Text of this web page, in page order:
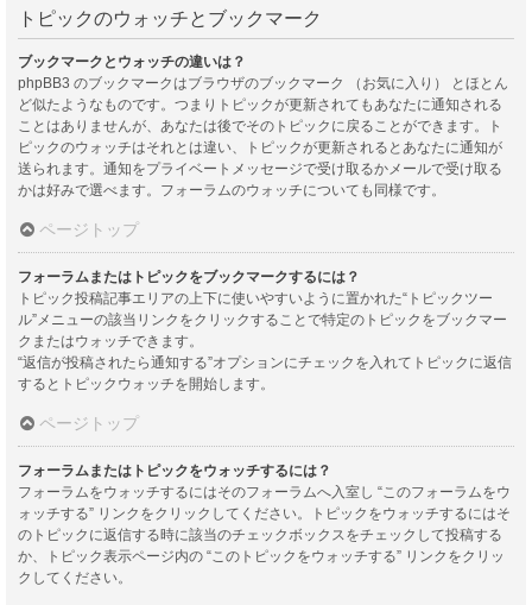
トピックのウォッチとブックマーク
ブックマークとウォッチの違いは？
phpBB3 のブックマークはブラウザのブックマーク （お気に入り） とほとん
ど似たようなものです。つまりトピックが更新されてもあなたに通知される
ことはありませんが、あなたは後でそのトピックに戻ることができます。ト
ピックのウォッチはそれとは違い、トピックが更新されるとあなたに通知が
送られます。通知をプライベートメッセージで受け取るかメールで受け取る
かは好みで選べます。フォーラムのウォッチについても同様です。
ページトップ
フォーラムまたはトピックをブックマークするには？
トピック投稿記事エリアの上下に使いやすいように置かれた“トピックツー
ル”メニューの該当リンクをクリックすることで特定のトピックをブックマー
クまたはウォッチできます。
“返信が投稿されたら通知する”オプションにチェックを入れてトピックに返信
するとトピックウォッチを開始します。
ページトップ
フォーラムまたはトピックをウォッチするには？
フォーラムをウォッチするにはそのフォーラムへ入室し “このフォーラムをウ
ォッチする” リンクをクリックしてください。トピックをウォッチするにはそ
のトピックに返信する時に該当のチェックボックスをチェックして投稿する
か、トピック表示ページ内の “このトピックをウォッチする” リンクをクリッ
クしてください。